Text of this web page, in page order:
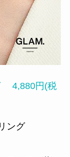
4,880円(税
ング